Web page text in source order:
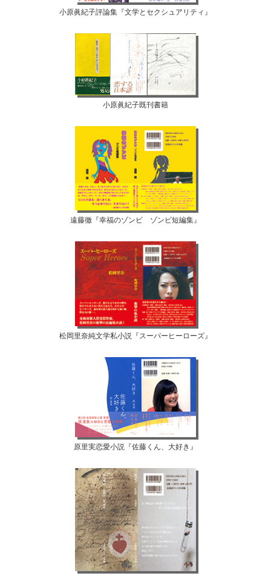
小原眞紀子評論集『文学とセクシュアリティ』
小原眞紀子既刊書籍
遠藤徹『幸福のゾンビ ゾンビ短編集』
松岡里奈純文学私小説『スーパーヒーローズ』
原里実恋愛小説『佐藤くん、大好き』